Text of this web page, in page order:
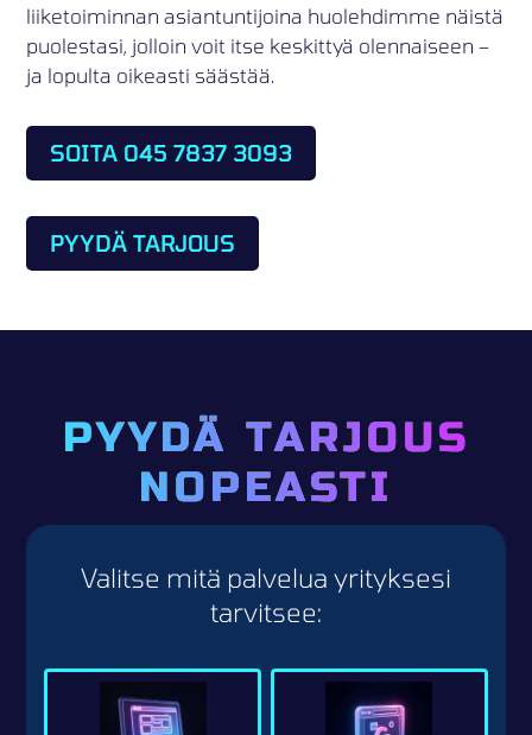
liiketoiminnan asiantuntijoina huolehdimme näistä
puolestasi, jolloin voit itse keskittyä olennaiseen –
ja lopulta oikeasti säästää.
SOITA 045 7837 3093
PYYDÄ TARJOUS
PYYDÄ TARJOUS
NOPEASTI
Valitse mitä palvelua yrityksesi
tarvitsee: